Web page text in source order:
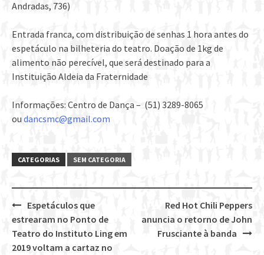
Andradas, 736)
Entrada franca, com distribuição de senhas 1 hora antes do
espetáculo na bilheteria do teatro. Doação de 1kg de
alimento não perecível, que será destinado para a
Instituição Aldeia da Fraternidade
Informações: Centro de Dança – (51) 3289-8065
ou dancsmc@gmail.com
CATEGORIAS SEM CATEGORIA
Post
navigation
Red Hot Chili Peppers
anuncia o retorno de John
Frusciante à banda
Espetáculos que
estrearam no Ponto de
Teatro do Instituto Ling em
2019 voltam a cartaz no